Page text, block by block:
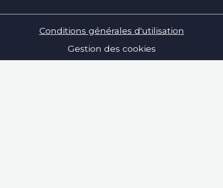
Conditions générales d'utilisation
Gestion des cookies